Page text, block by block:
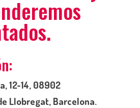
12-14, 08902
Llobregat, Barcelona.